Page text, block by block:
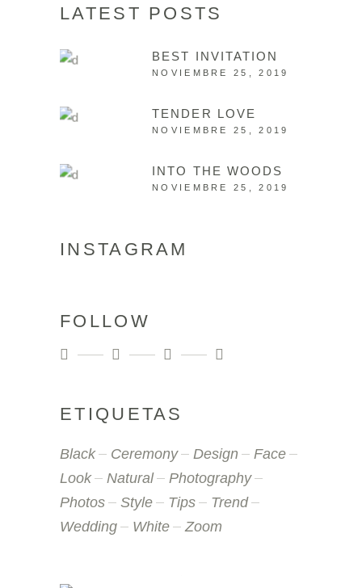
LATEST POSTS
BEST INVITATION
NOVIEMBRE 25, 2019
TENDER LOVE
NOVIEMBRE 25, 2019
INTO THE WOODS
NOVIEMBRE 25, 2019
INSTAGRAM
FOLLOW
ETIQUETAS
Black Ceremony Design
Face
Look
Natural
Photography
Photos
Style Tips
Trend
Wedding
White Zoom